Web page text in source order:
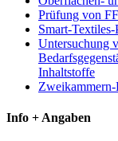
Prüfung von
Smart-
Untersuchung
Inhaltstoffe
Info + Angaben